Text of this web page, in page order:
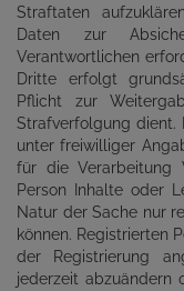
Straftaten
Daten zur
Verantwortlichen
Dritte erfolgt
Pflicht zur
Strafverfolgung dient.
unter freiwilliger
für die Verarbeitung
Person Inhalte oder
Natur der Sache nur
können. Registrierten
der Registrierung
jederzeit abzuändern